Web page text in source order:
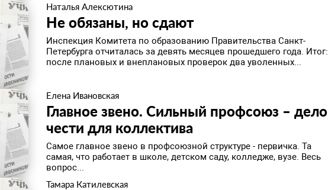
Наталья Алексютина
​Не обязаны, но сдают
Инспекция Комитета по образованию Правительства Санкт-
Петербурга отчиталась за девять месяцев прошедшего года. Итог:
после плановых и внеплановых проверок два уволенных...
Елена Ивановская
Главное звено. Сильный профсоюз – дело
чести для коллектива
​Самое главное звено в профсоюзной структуре - первичка. Та
самая, что работает в школе, детском саду, колледже, вузе. Весь
вопрос...
Тамара Катилевская